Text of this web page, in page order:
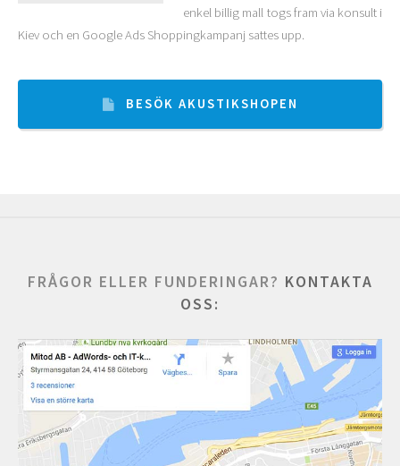
enkel billig mall togs fram via konsult i
Kiev och en Google Ads Shoppingkampanj sattes upp.
BESÖK AKUSTIKSHOPEN
FRÅGOR ELLER FUNDERINGAR? KONTAKTA
OSS: